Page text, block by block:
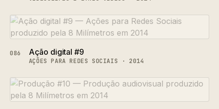
086 Ação digital #9
AÇÕES PARA REDES SOCIAIS · 2014